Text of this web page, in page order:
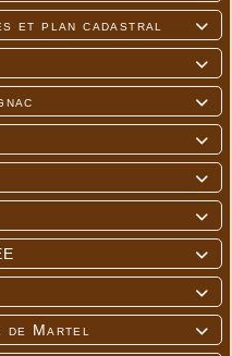

et plan cadastral








de Martel
l'atelier....